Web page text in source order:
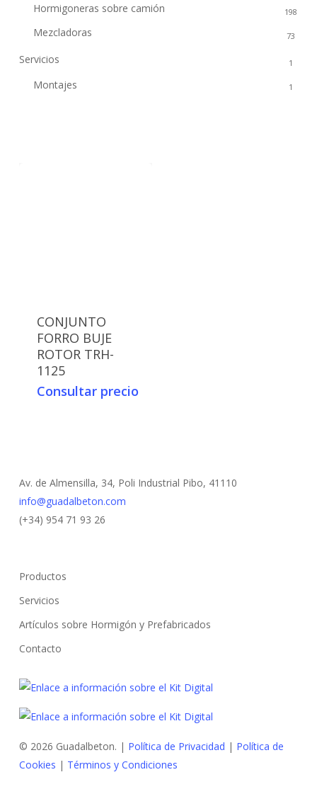
Hormigoneras sobre camión 198
Mezcladoras 73
Servicios 1
Montajes 1
CONJUNTO
FORRO BUJE
ROTOR TRH-
1125
Consultar precio
Av. de Almensilla, 34, Poli Industrial Pibo, 41110
info@guadalbeton.com
(+34) 954 71 93 26
Productos
Servicios
Artículos sobre Hormigón y Prefabricados
Contacto
© 2026 Guadalbeton. | Política de Privacidad | Política de
Cookies | Términos y Condiciones